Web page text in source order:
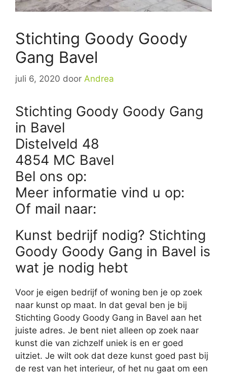
Stichting Goody Goody
Gang Bavel
juli 6, 2020 door Andrea
Stichting Goody Goody Gang
in Bavel
Distelveld 48
4854 MC Bavel
Bel ons op:
Meer informatie vind u op:
Of mail naar:
Kunst bedrijf nodig? Stichting
Goody Goody Gang in Bavel is
wat je nodig hebt
Voor je eigen bedrijf of woning ben je op zoek
naar kunst op maat. In dat geval ben je bij
Stichting Goody Goody Gang in Bavel aan het
juiste adres. Je bent niet alleen op zoek naar
kunst die van zichzelf uniek is en er goed
uitziet. Je wilt ook dat deze kunst goed past bij
de rest van het interieur, of het nu gaat om een